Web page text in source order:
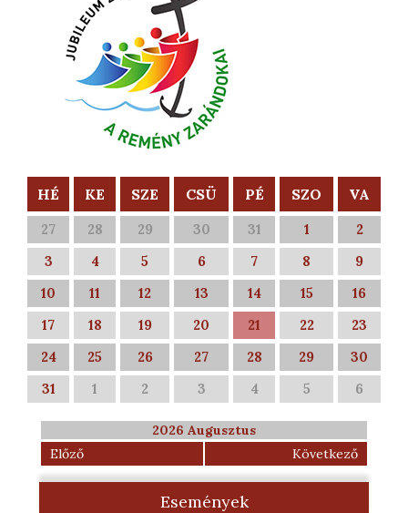
HÉ KE SZE CSÜ PÉ SZO VA
27 28 29 30 31 1
2
3
4 5 6 7 8
9
10
11 12 13 14 15
16
17
18 19 20 21 22
23
24
25 26 27 28 29
30
31
1 2 3 4 5 6
2026 Augusztus
Előző
Következő
Események